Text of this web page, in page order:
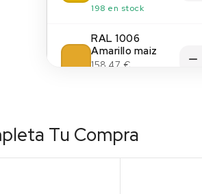
198 en stock
RAL 1006
Amarillo maiz
158.47 €
158.47 €
Tu Compra